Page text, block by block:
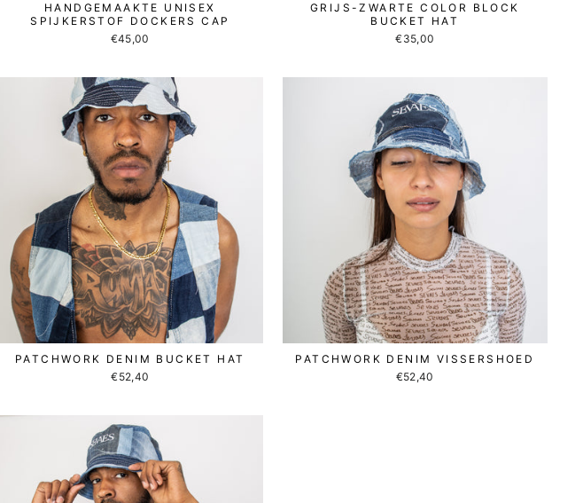
HANDGEMAAKTE UNISEX
SPIJKERSTOF DOCKERS CAP
€45,00
GRIJS-ZWARTE COLOR BLOCK
BUCKET HAT
€35,00
PATCHWORK DENIM BUCKET HAT
€52,40
PATCHWORK DENIM VISSERSHOED
€52,40